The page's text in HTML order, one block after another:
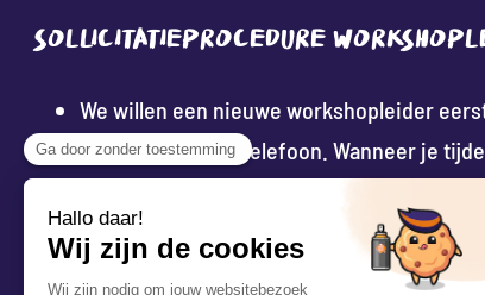
Sollicitatieprocedure
We willen een nieuwe workshopleider
met een mobiele telefoon. Wanneer je
verzamelen en daar een workshop voor
bekijken, liefst in het midden van het land
Als we enthousiast worden van jouw